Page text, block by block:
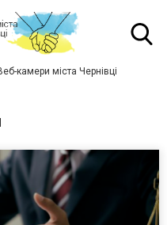
камери міста Чернівці